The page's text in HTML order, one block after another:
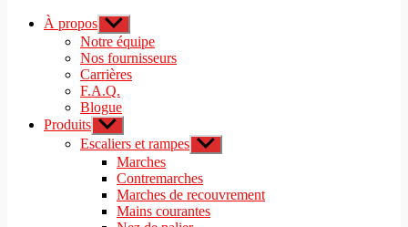
À propos Afficher
le
sous-
menu
Notre équipe
Nos fournisseurs
Carrières
F.A.Q.
Blogue
Produits Afficher
le
sous-
menu
Escaliers et rampes Afficher
le
menu
Marches
Contremarches
Marches de recouvrement
Mains courantes